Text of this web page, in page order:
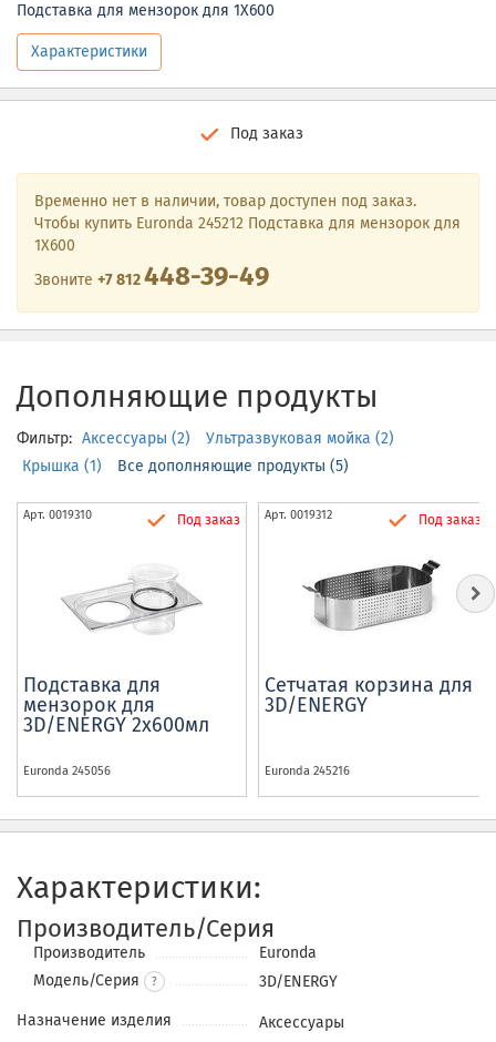
Подставка для мензорок для 1X600
Характеристики
Под заказ
Временно нет в наличии, товар доступен под заказ.
Чтобы купить Euronda 245212 Подставка для мензорок для
1X600
Звоните +7 812448-39-49
Дополняющие продукты
Фильтр: Аксессуары (2)
Ультразвуковая мойка (2)
Крышка (1)
Все дополняющие продукты (5)
Арт. 0019310 Под заказ
Подставка для
мензорок для
3D/ENERGY 2х600мл
Euronda 245056
Арт. 0019312 Под заказ
Сетчатая корзина для
3D/ENERGY
Euronda 245216
Характеристики:
Производитель/Серия
Производитель
Euronda
Модель/Серия
? 3D/ENERGY
Назначение изделия Аксессуары